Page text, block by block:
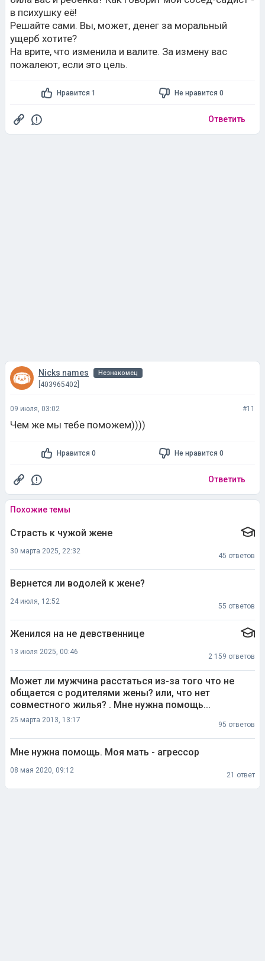
в психушку её!
Решайте сами. Вы, может, денег за моральный
ущерб хотите?
На врите, что изменила и валите. За измену вас
пожалеют, если это цель.
Нравится 1 Не нравится 0
Ответить
Nicks names Незнакомец
[403965402]
09 июля, 03:02 #11
Чем же мы тебе поможем))))
Нравится 0 Не нравится 0
Ответить
Похожие темы
Страсть к чужой жене
30 марта 2025, 22:32
45 ответов
Вернется ли водолей к жене?
24 июля, 12:52
55 ответов
Женился на не девственнице
13 июля 2025, 00:46
2 159 ответов
Может ли мужчина расстаться из-за того что не
общается с родителями жены? или, что нет
совместного жилья? . Мне нужна помощь...
25 марта 2013, 13:17
95 ответов
Мне нужна помощь. Моя мать - агрессор
08 мая 2020, 09:12
21 ответ